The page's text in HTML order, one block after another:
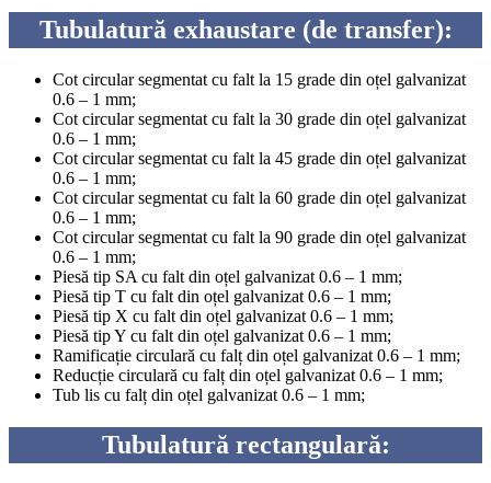
Tubulatură exhaustare (de transfer):
Cot circular segmentat cu falt la 15 grade din oțel galvanizat
0.6 – 1 mm;
Cot circular segmentat cu falt la 30 grade din oțel galvanizat
0.6 – 1 mm;
Cot circular segmentat cu falt la 45 grade din oțel galvanizat
0.6 – 1 mm;
Cot circular segmentat cu falt la 60 grade din oțel galvanizat
0.6 – 1 mm;
Cot circular segmentat cu falt la 90 grade din oțel galvanizat
0.6 – 1 mm;
Piesă tip SA cu falt din oțel galvanizat 0.6 – 1 mm;
Piesă tip T cu falt din oțel galvanizat 0.6 – 1 mm;
Piesă tip X cu falt din oțel galvanizat 0.6 – 1 mm;
Piesă tip Y cu falt din oțel galvanizat 0.6 – 1 mm;
Ramificație circulară cu falț din oțel galvanizat 0.6 – 1 mm;
Reducție circulară cu falț din oțel galvanizat 0.6 – 1 mm;
Tub lis cu falț din oțel galvanizat 0.6 – 1 mm;
Tubulatură rectangulară: